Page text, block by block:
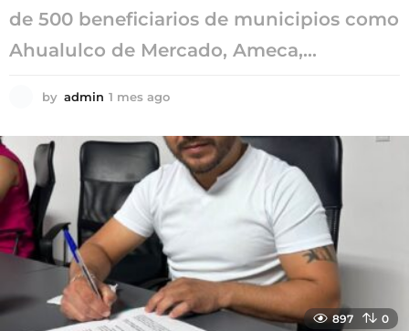
de 500 beneficiarios de municipios como
Ahualulco de Mercado, Ameca,...
by admin 1 mes ago
s
a
g
897 0